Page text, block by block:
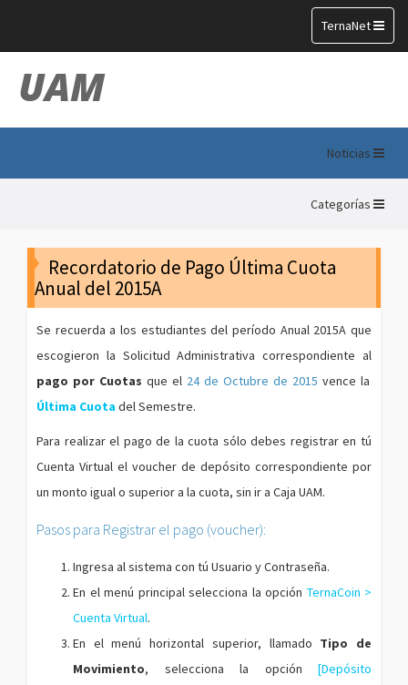
Toggle
navigation
TernaNet
UAM
Noticias
Categorías
Recordatorio de Pago Última Cuota
Anual del 2015A
Se recuerda a los estudiantes del período Anual 2015A que
escogieron la Solicitud Administrativa correspondiente al
pago por Cuotas que el 24 de Octubre de 2015 vence la
Última Cuota del Semestre.
Para realizar el pago de la cuota sólo debes registrar en tú
Cuenta Virtual el voucher de depósito correspondiente por
un monto igual o superior a la cuota, sin ir a Caja UAM.
Pasos para Registrar el pago (voucher):
Ingresa al sistema con tú Usuario y Contraseña.
En el menú principal selecciona la opción TernaCoin >
Cuenta Virtual.
En el menú horizontal superior, llamado Tipo de
Movimiento, selecciona la opción [Depósito